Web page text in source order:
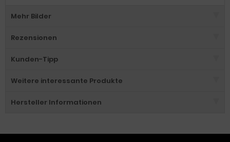
Mehr Bilder
Rezensionen
Kunden-Tipp
Weitere interessante Produkte
Hersteller Informationen